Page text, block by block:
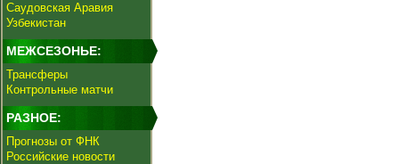
Саудовская Аравия
Узбекистан
МЕЖСЕЗОНЬЕ:
Трансферы
Контрольные матчи
РАЗНОЕ:
Прогнозы от ФНК
Российские новости